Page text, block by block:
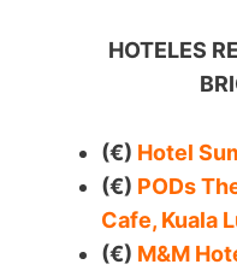
HOTELES
(€) Hotel
(€) PODs
Cafe, Kuala
(€) M&M